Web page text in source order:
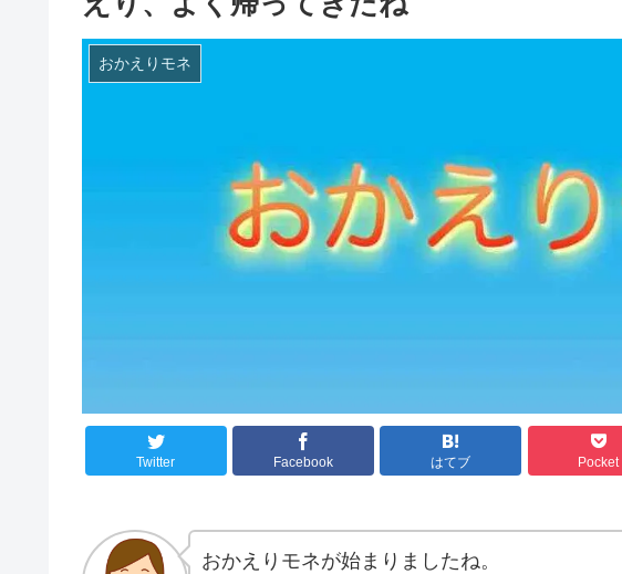
おかえりモネ
Twitter Facebook はてブ Pocket
おかえりモネが始まりましたね。